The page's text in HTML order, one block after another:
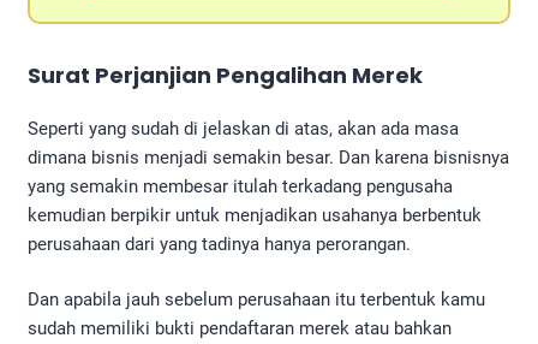
Surat Perjanjian Pengalihan Merek
Seperti yang sudah di jelaskan di atas, akan ada masa
dimana bisnis menjadi semakin besar. Dan karena bisnisnya
yang semakin membesar itulah terkadang pengusaha
kemudian berpikir untuk menjadikan usahanya berbentuk
perusahaan dari yang tadinya hanya perorangan.
Dan apabila jauh sebelum perusahaan itu terbentuk kamu
sudah memiliki bukti pendaftaran merek atau bahkan